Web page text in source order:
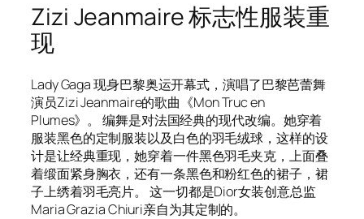
Zizi Jeanmaire 标志性服装重
现
Lady Gaga 现身巴黎奥运开幕式，演唱了巴黎芭蕾舞
演员Zizi Jeanmaire的歌曲《Mon Truc en
Plumes》。 编舞是对法国经典的现代改编。她穿着
服装黑色的定制服装以及白色的羽毛绒球，这样的设
计是让经典重现，她穿着一件黑色羽毛夹克，上面叠
着缎面紧身胸衣，还有一条黑色和粉红色的裙子，裙
子上绣着羽毛亮片。 这一切都是Dior女装创意总监
Maria Grazia Chiuri亲自为其定制的。